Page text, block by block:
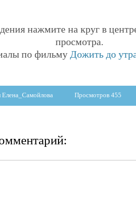
нажмите на круг в
просмотра.
по фильму Дожить до
Елена_Самойлова Просмотров 455